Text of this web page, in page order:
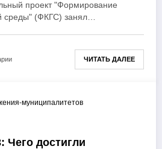
проект "Формирование
среды" (ФКГС) занял…
ЧИТАТЬ ДАЛЕЕ
Чего достигли